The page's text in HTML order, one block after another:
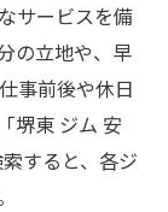
サービスを備
の立地や、早
事前後や休日
堺東 ジム 安
すると、各ジ